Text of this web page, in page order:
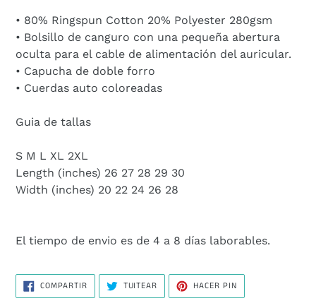
tu
carrito
de
compra
• 80% Ringspun Cotton 20% Polyester 280gsm
• Bolsillo de canguro con una pequeña abertura
oculta para el cable de alimentación del auricular.
• Capucha de doble forro
• Cuerdas auto coloreadas
Guia de tallas
S M L XL 2XL
Length (inches) 26 27 28 29 30
Width (inches) 20 22 24 26 28
El tiempo de envio es de 4 a 8 días laborables.
COMPARTIRCOMPARTIR
EN
FACEBOOK
TUITEAR TUITEAR
TWITTER
HACER PINPINEAR
EN
PINTEREST